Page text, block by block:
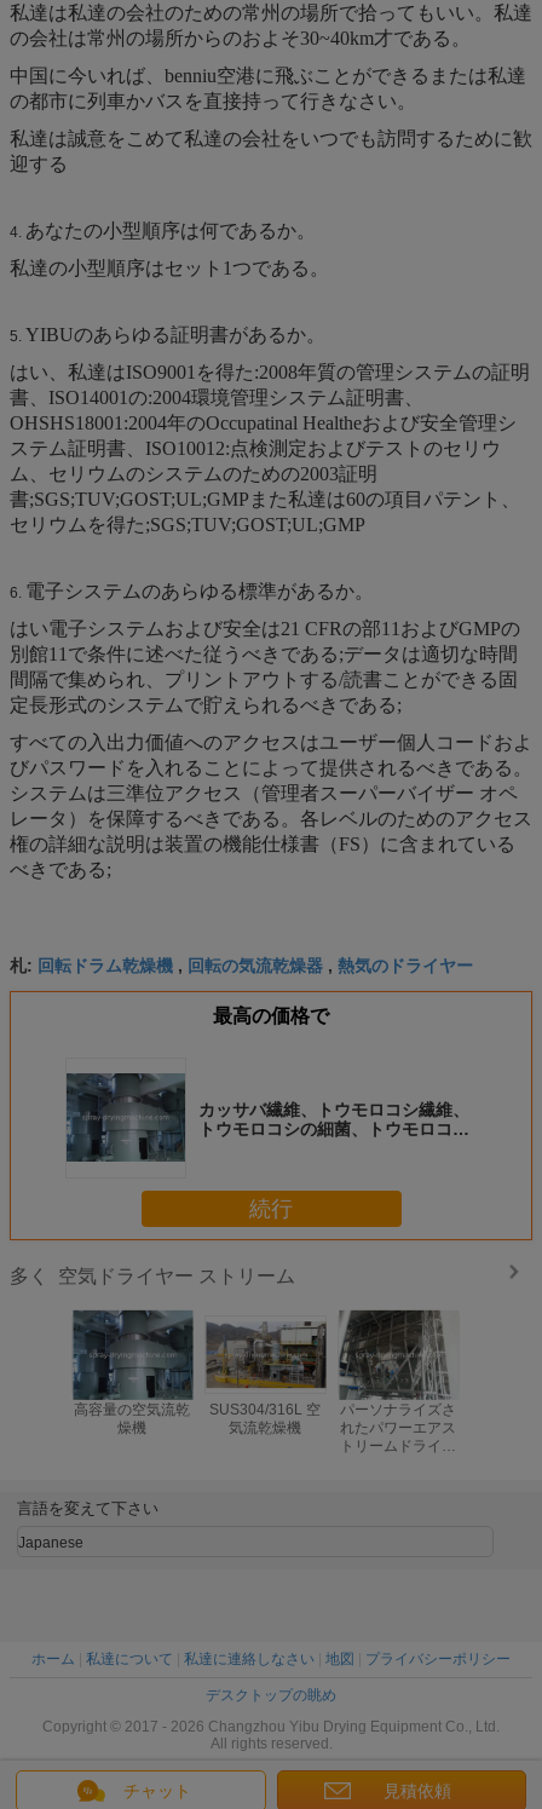
私達は私達の会社のための常州の場所で拾ってもいい。私達
の会社は常州の場所からのおよそ30~40km才である。
中国に今いれば、benniu空港に飛ぶことができるまたは私達
の都市に列車かバスを直接持って行きなさい。
私達は誠意をこめて私達の会社をいつでも訪問するために歓
迎する
4. あなたの小型順序は何であるか。
私達の小型順序はセット1つである。
5. YIBUのあらゆる証明書があるか。
はい、私達はISO9001を得た:2008年質の管理システムの証明
書、ISO14001の:2004環境管理システム証明書、
OHSHS18001:2004年のOccupatinal Healtheおよび安全管理シ
ステム証明書、ISO10012:点検測定およびテストのセリウ
ム、セリウムのシステムのための2003証明
書;SGS;TUV;GOST;UL;GMPまた私達は60の項目パテント、
セリウムを得た;SGS;TUV;GOST;UL;GMP
6. 電子システムのあらゆる標準があるか。
はい電子システムおよび安全は21 CFRの部11およびGMPの
別館11で条件に述べた従うべきである;データは適切な時間
間隔で集められ、プリントアウトする/読書ことができる固
定長形式のシステムで貯えられるべきである;
すべての入出力価値へのアクセスはユーザー個人コードおよ
びパスワードを入れることによって提供されるべきである。
システムは三準位アクセス（管理者スーパーバイザー オペ
レータ）を保障するべきである。各レベルのためのアクセス
権の詳細な説明は装置の機能仕様書（FS）に含まれている
べきである;
札: 回転ドラム乾燥機 , 回転の気流乾燥器 , 熱気のドライヤー
最高の価格で
カッサバ繊維、トウモロコシ繊維、
トウモロコシの細菌、トウモロコシ
glutten
続行
多く 空気ドライヤー ストリーム
高容量の空気流乾
燥機
SUS304/316L 空
気流乾燥機
パーソナライズさ
れたパワーエアス
トリームドライヤ
チャット 見積依頼
言語を変えて下さい
Japanese
ホーム 私達について 私達に連絡しなさい 地図 プライバシーポリシー
デスクトップの眺め
Copyright © 2017 - 2026 Changzhou Yibu Drying Equipment Co., Ltd.
All rights reserved.